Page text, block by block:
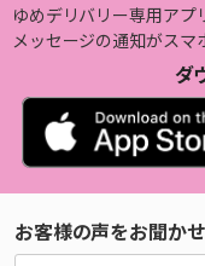
ゆめデリバリー専用アプ
メッセージの通知がスマ
ダ
お客様の声をお聞か